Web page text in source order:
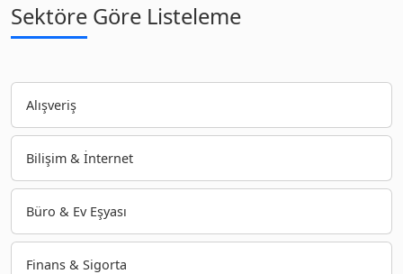
Sektöre Göre Listeleme
Alışveriş
Bilişim & İnternet
Büro & Ev Eşyası
Finans & Sigorta